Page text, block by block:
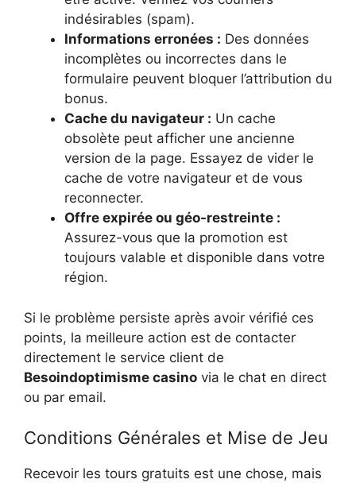
indésirables (spam).
Informations erronées : Des données
incomplètes ou incorrectes dans le
formulaire peuvent bloquer l’attribution du
bonus.
Cache du navigateur : Un cache
obsolète peut afficher une ancienne
version de la page. Essayez de vider le
cache de votre navigateur et de vous
reconnecter.
Offre expirée ou géo-restreinte :
Assurez-vous que la promotion est
toujours valable et disponible dans votre
région.
Si le problème persiste après avoir vérifié ces
points, la meilleure action est de contacter
directement le service client de
Besoindoptimisme casino via le chat en direct
ou par email.
Conditions Générales et Mise de Jeu
Recevoir les tours gratuits est une chose, mais